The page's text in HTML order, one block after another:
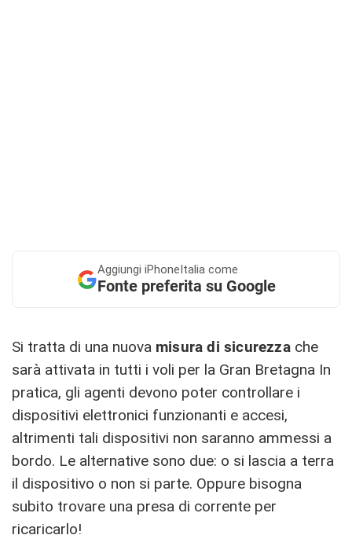
Aggiungi iPhoneItalia come
Fonte preferita su Google
Si tratta di una nuova misura di sicurezzache
sarà attivata in tutti i voli per la Gran Bretagna In
pratica, gli agenti devono poter controllare i
dispositivi elettronici funzionanti e accesi,
altrimenti tali dispositivi non saranno ammessi a
bordo. Le alternative sono due: o si lascia a terra
il dispositivo o non si parte. Oppure bisogna
subito trovare una presa di corrente per
ricaricarlo!